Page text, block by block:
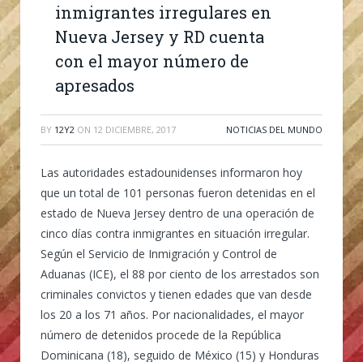
inmigrantes irregulares en
Nueva Jersey y RD cuenta
con el mayor número de
apresados
BY 12Y2 ON 12 DICIEMBRE, 2017 NOTICIAS DEL MUNDO
Las autoridades estadounidenses informaron hoy
que un total de 101 personas fueron detenidas en el
estado de Nueva Jersey dentro de una operación de
cinco días contra inmigrantes en situación irregular.
Según el Servicio de Inmigración y Control de
Aduanas (ICE), el 88 por ciento de los arrestados son
criminales convictos y tienen edades que van desde
los 20 a los 71 años. Por nacionalidades, el mayor
número de detenidos procede de la República
Dominicana (18), seguido de México (15) y Honduras